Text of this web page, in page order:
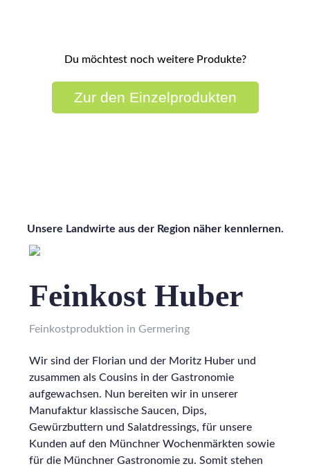
Du möchtest noch weitere Produkte?
Zur den Einzelprodukten
Unsere Landwirte aus der Region näher kennlernen.
Feinkost Huber
Feinkostproduktion in Germering
Wir sind der Florian und der Moritz Huber und
zusammen als Cousins in der Gastronomie
aufgewachsen. Nun bereiten wir in unserer
Manufaktur klassische Saucen, Dips,
Gewürzbuttern und Salatdressings, für unsere
Kunden auf den Münchner Wochenmärkten sowie
für die Münchner Gastronomie zu. Somit stehen